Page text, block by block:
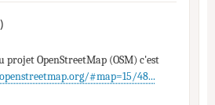
OpenStreetMap (OSM) c'est
#map=15/48...